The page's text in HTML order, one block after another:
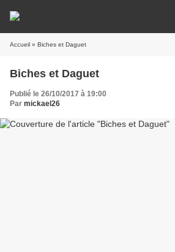
Accueil » Biches et Daguet
Biches et Daguet
Publié le 26/10/2017 à 19:00
Par mickael26